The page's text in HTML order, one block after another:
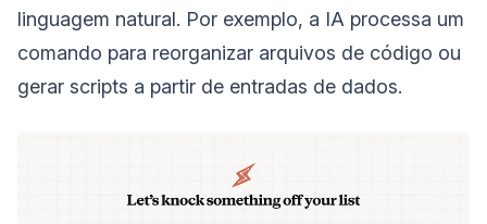
linguagem natural. Por exemplo, a IA processa um
comando para reorganizar arquivos de código ou
gerar scripts a partir de entradas de dados.